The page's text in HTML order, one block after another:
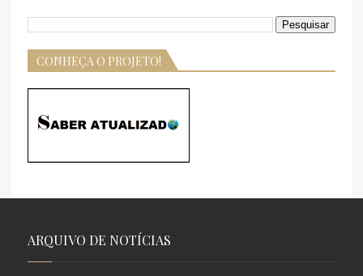
CONHEÇA O PROJETO!
ARQUIVO DE NOTÍCIAS